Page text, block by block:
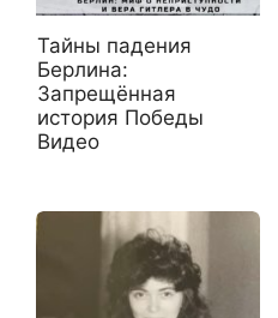
Тайны падения
Берлина:
Запрещённая
история Победы
Видео